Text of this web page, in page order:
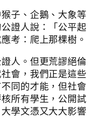
子、企鵝、大象等
證人說：「公平起
考：爬上那棵樹。
人。但更荒謬絕倫
會，我們正是這些
同的才能，但社會
所有學生，公開試
學文憑又大大影響